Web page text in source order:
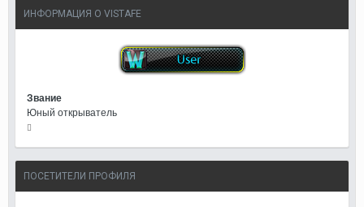
ИНФОРМАЦИЯ О VISTAFE
Звание
Юный открыватель
ПОСЕТИТЕЛИ ПРОФИЛЯ